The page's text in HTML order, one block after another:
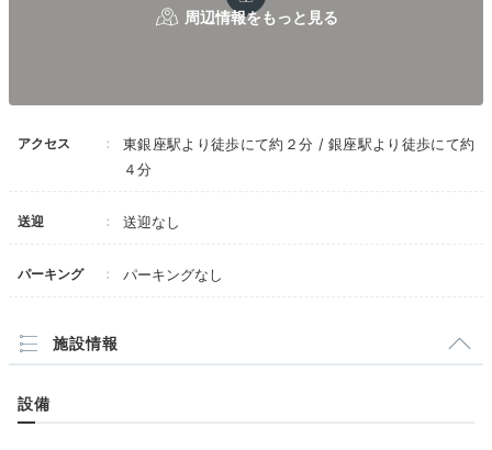
ります。また、ホテル周辺には飲食店が多数。徒歩10
lucahayase
テイクアウトができるごはん屋さんを探しに、銀座・有楽町方面に
行きました。開いているお店の情報などをホテルの方が詳しく教え
アクセス
東銀座駅より徒歩にて約２分 / 銀座駅より徒歩にて約
４分
送迎 送迎なし
パーキング パーキングなし
施設情報
設備